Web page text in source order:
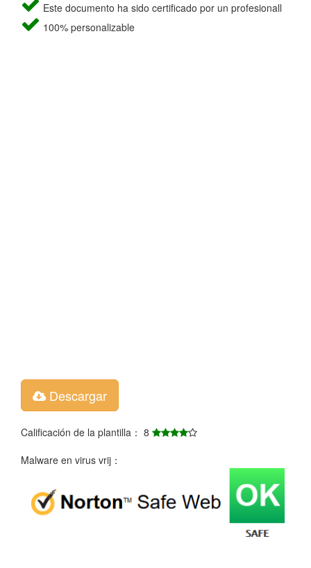
Este documento ha sido certificado por un profesionall
100% personalizable
Descargar
Calificación de la plantilla： 8
Malware en virus vrij：